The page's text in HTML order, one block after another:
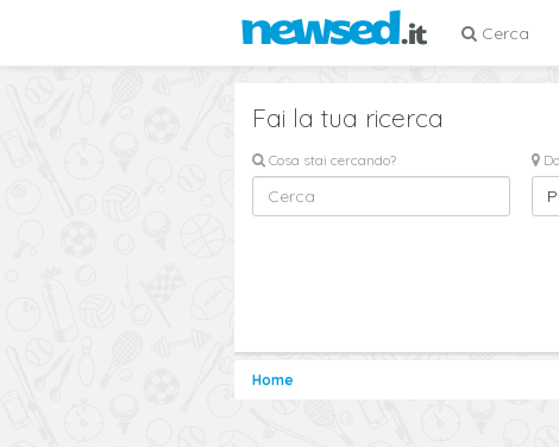
Cerca
Fai la tua ricerca
Cosa stai cercando?
Home